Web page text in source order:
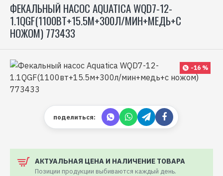
ФЕКАЛЬНЫЙ НАСОС AQUATICA WQD7-12-
1.1QGF(1100ВТ+15.5М+300Л/МИН+МЕДЬ+С
НОЖОМ) 773433
-16 %
поделиться:
АКТУАЛЬНАЯ ЦЕНА И НАЛИЧЕНИЕ ТОВАРА
Позиции продукции выбиваются каждый день.